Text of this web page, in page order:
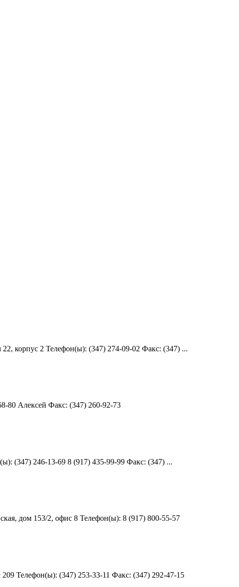
корпус 2 Телефон(ы): (347) 274-09-02 Факс: (347) ...
80 Алексей Факс: (347) 260-92-73
(347) 246-13-69 8 (917) 435-99-99 Факс: (347) ...
дом 153/2, офис 8 Телефон(ы): 8 (917) 800-55-57
Телефон(ы): (347) 253-33-11 Факс: (347) 292-47-15